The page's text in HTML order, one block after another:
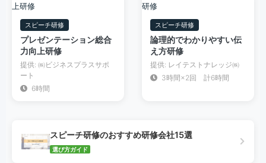
スピーチ研修
プレゼンテーション総合
力向上研修
提供: ㈱ビジネスプラスサポ
ート
6時間
スピーチ研修
論理的でわかりやすい伝
え方研修
提供: レイテストナレッジ㈱
3時間×2回 計6時間
スピーチ研修のおすすめ研修会社15選
選び方ガイド